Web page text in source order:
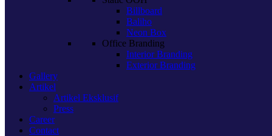
Billboard
Baliho
Neon Box
Office Branding
Interior Branding
Exterior Branding
Gallery
Artikel
Artikel Eksklusif
Press
Career
Contact